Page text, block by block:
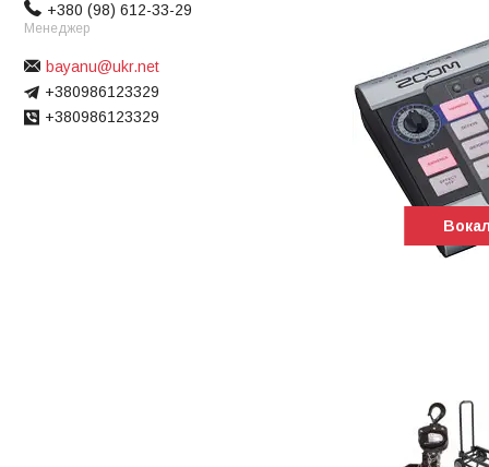
+380 (98) 612-33-29
Менеджер
bayanu@ukr.net
+380986123329
+380986123329